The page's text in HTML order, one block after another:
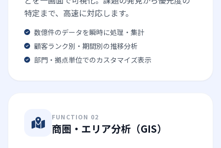
特定まで、高速に対応します。
数億件のデータを瞬時に処理・集計
顧客ランク別・期間別の推移分析
部門・拠点単位でのカスタマイズ表示
FUNCTION 02
商圏・エリア分析（GIS）